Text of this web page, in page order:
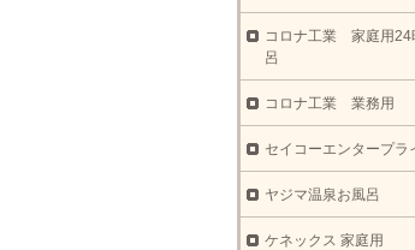
コロナ工業 家庭用24
呂
コロナ工業 業務用
セイコーエンタープラ
ヤジマ温泉お風呂
ケネックス 家庭用